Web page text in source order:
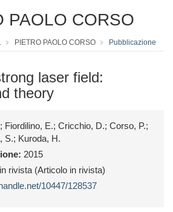
PAOLO CORSO
PIETRO PAOLO CORSO Pubblicazione
laser field:
theory
Fiordilino, E.; Cricchio, D.; Corso, P.;
S.; Kuroda, H.
2015
rivista (Articolo in rivista)
10447/128537